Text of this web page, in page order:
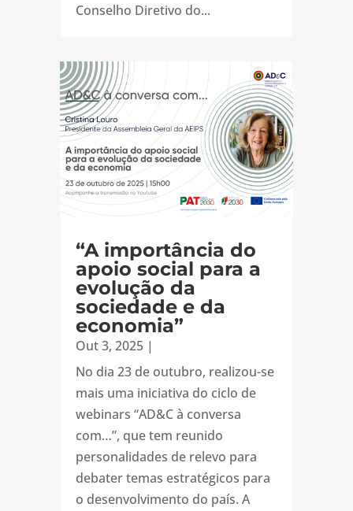
Conselho Diretivo do...
“A importância do
apoio social para a
evolução da
sociedade e da
economia”
Out 3, 2025|
No dia 23 de outubro, realizou-se
mais uma iniciativa do ciclo de
webinars “AD&C à conversa
com…”, que tem reunido
personalidades de relevo para
debater temas estratégicos para
o desenvolvimento do país. A